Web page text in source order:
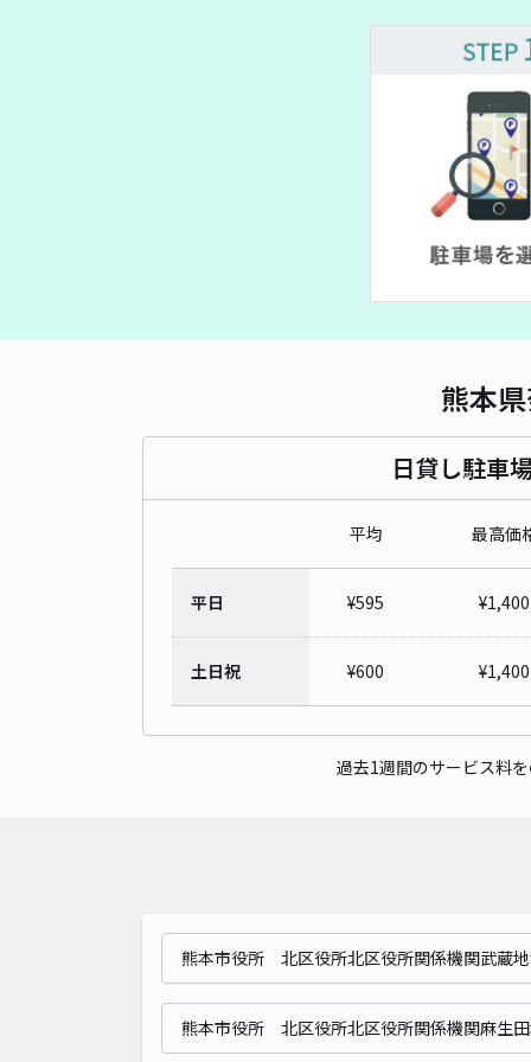
熊本
日貸し駐車
平均 最高価
平日 ¥595 ¥1,400
土日祝 ¥600 ¥1,400
過去1週間のサービス料
熊本市役所 北区役所北区役所関係機関武蔵
熊本市役所 北区役所北区役所関係機関麻生